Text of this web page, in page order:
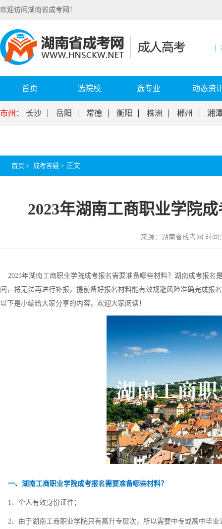
欢迎访问湖南省成考网！
首页 选院校 选专业 动态资
市州： 长沙 岳阳 常德 衡阳 株洲 郴州 湘
首页 > 成考答疑 > 正文
2023年湖南工商职业学院
来源：湖南省成考网 时间
2023年湖南工商职业学院成考报名需要准备哪些材料？湖南成考报名
间，将无法再进行补报，提前备好报名材料能有效规避风险准确完成报
以下是小编给大家分享的内容，欢迎大家阅读！
一、湖南工商职业学院成考报名需要准备哪些材料？
1、个人有效身份证件；
2、由于湖南工商职业学院只有高升专层次，所以需要中专或高中毕业